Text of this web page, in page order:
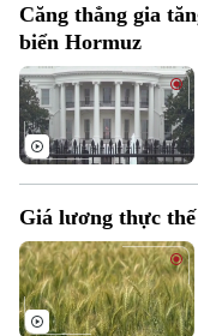
Căng thẳng gia
biển Hormuz
Giá lương thực